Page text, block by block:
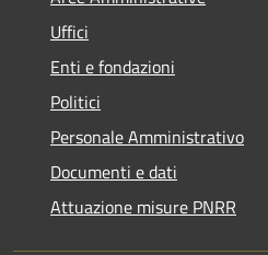
Uffici
Enti e fondazioni
Politici
Personale Amministrativo
Documenti e dati
Attuazione misure PNRR